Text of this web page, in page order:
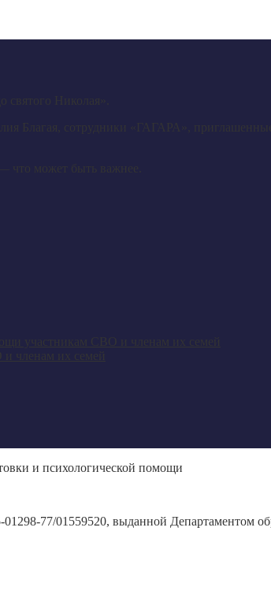
и психологической помощи
77/01559520, выданной Департаментом